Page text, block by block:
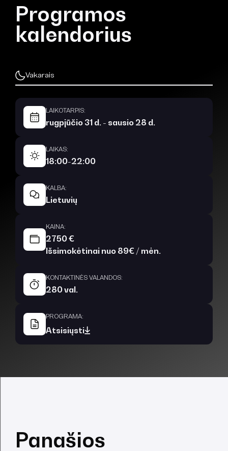
Programos
kalendorius
Vakarais
LAIKOTARPIS:
rugpjūčio 31 d. - sausio 28 d.
LAIKAS:
18:00-22:00
KALBA:
Lietuvių
KAINA:
2750 €
Išsimokėtinai nuo 89€ / mėn.
KONTAKTINĖS VALANDOS:
280 val.
PROGRAMA:
Atsisiųsti
Panašios